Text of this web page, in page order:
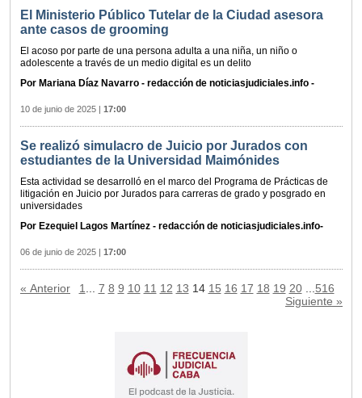
El Ministerio Público Tutelar de la Ciudad asesora
ante casos de grooming
El acoso por parte de una persona adulta a una niña, un niño o
adolescente a través de un medio digital es un delito
Por Mariana Díaz Navarro - redacción de noticiasjudiciales.info -
10 de junio de 2025 | 17:00
Se realizó simulacro de Juicio por Jurados con
estudiantes de la Universidad Maimónides
Esta actividad se desarrolló en el marco del Programa de Prácticas de
litigación en Juicio por Jurados para carreras de grado y posgrado en
universidades
Por Ezequiel Lagos Martínez - redacción de noticiasjudiciales.info-
06 de junio de 2025 | 17:00
« Anterior 1 7 8 9 10 11 12 13 14 15 16 17 18 19 20
516
Siguiente »